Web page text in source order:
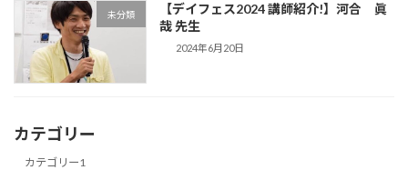
未分類
【デイフェス2024 講師紹介!】河合 眞
哉 先生
2024年6月20日
カテゴリー
カテゴリー1